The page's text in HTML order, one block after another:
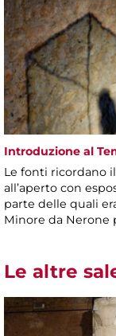
Introduzione al
Le fonti ricordano il
all’aperto con
parte delle quali
Minore da Nerone
Le altre